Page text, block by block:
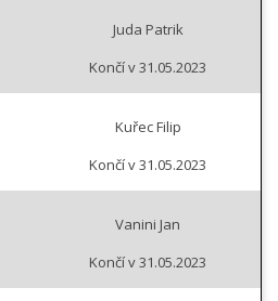
Juda Patrik
Končí v 31.05.2023
Kuřec Filip
Končí v 31.05.2023
Vanini Jan
Končí v 31.05.2023